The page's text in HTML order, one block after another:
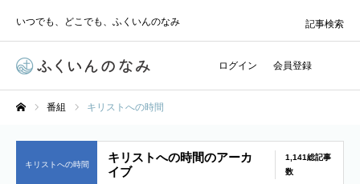
いつでも、どこでも、ふくいんのなみ
ログイン 会員登録
記事検索
番組 キリストへの時間
キリストへの時間
キリストへの時間のアーカ
イブ
1,141総記事
数